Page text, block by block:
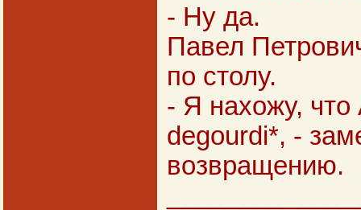
- Ну да.
Павел
по столу.
- Я нахожу,
degourdi*, -
возвращению.